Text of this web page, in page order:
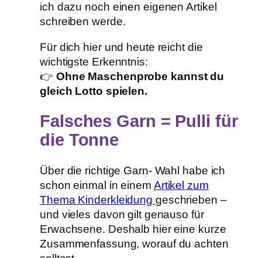
ich dazu noch einen eigenen Artikel
schreiben werde.
Für dich hier und heute reicht die
wichtigste Erkenntnis:
👉 Ohne Maschenprobe kannst du
gleich Lotto spielen.
Falsches Garn = Pulli für
die Tonne
Über die richtige Garn- Wahl habe ich
schon einmal in einem Artikel zum
Thema Kinderkleidung geschrieben –
und vieles davon gilt genauso für
Erwachsene. Deshalb hier eine kurze
Zusammenfassung, worauf du achten